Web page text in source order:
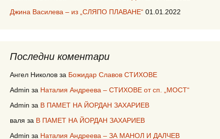
Джина Василева – из „СЛЯПО ПЛАВАНЕ“ 01.01.2022
Последни коментари
Ангел Николов за Божидар Славов СТИХОВЕ
Admin за Наталия Андреева – СТИХОВЕ от сп. „МОСТ“
Admin за В ПАМЕТ НА ЙОРДАН ЗАХАРИЕВ
валя за В ПАМЕТ НА ЙОРДАН ЗАХАРИЕВ
Admin за Наталия Андреева – ЗА МАНОЛ И ДАЛЧЕВ